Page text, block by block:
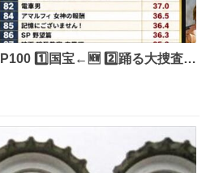
1️⃣国宝←🆕 2️⃣踊る大捜査線
踊る大捜査線 THE MOVIE 5️⃣
ブルー 7️⃣天と地と 8️⃣永遠の0
60位 キングダム 魂の決戦←🆕